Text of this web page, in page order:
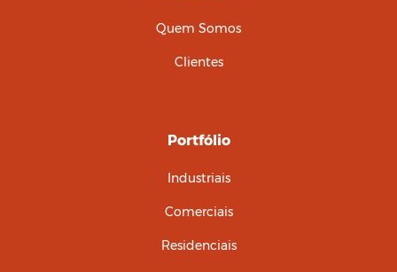
Quem Somos
Clientes
Portfólio
Industriais
Comerciais
Residenciais